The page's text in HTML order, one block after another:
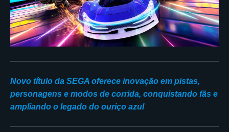
Novo título da SEGA oferece inovação em pistas,
personagens e modos de corrida, conquistando fãs e
ampliando o legado do ouriço azul